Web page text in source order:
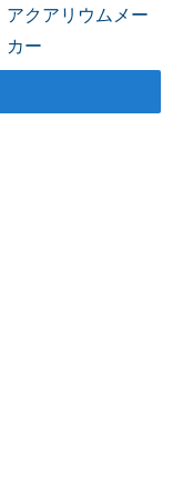
アクアリウムメー
カー